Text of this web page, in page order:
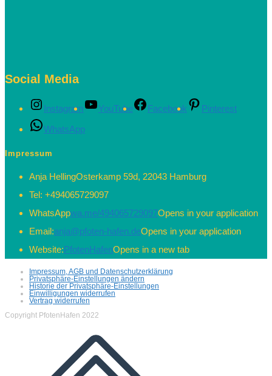
Social Media
Instagram YouTube Facebook
Pinterest
WhatsApp
Impressum
Anja HellingOsterkamp 59d, 22043 Hamburg
Tel: +494065729097
WhatsAppwa.me/494065729097Opens in your application
Email:anja@pfoten-hafen.deOpens in your application
Website:PfotenHafenOpens in a new tab
Impressum, AGB und Datenschutzerklärung
Privatsphäre-Einstellungen ändern
Historie der Privatsphäre-Einstellungen
Einwilligungen widerrufen
Vertrag widerrufen
Copyright PfotenHafen 2022